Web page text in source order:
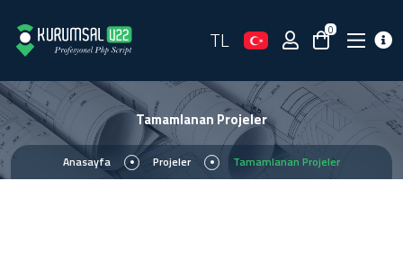
TL 0
Tamamlanan Projeler
Anasayfa Projeler Tamamlanan Projeler